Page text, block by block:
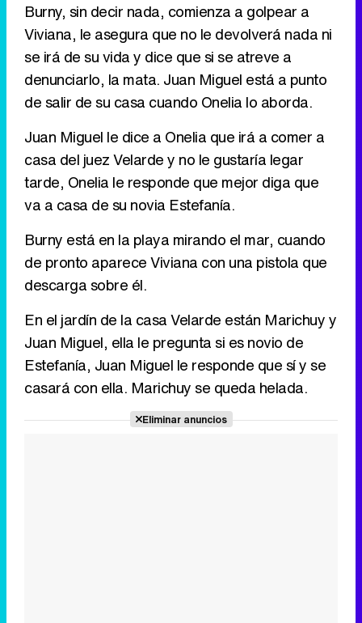
Tráiler de la tercera temporada de 'The Walking Dead: Dead City' de AMC+
Canción ganadora de Eurovisión 2026: DARA con "Bangaranga" por Bulgaria
Burny, sin decir nada, comienza a golpear a
Viviana, le asegura que no le devolverá nada ni
se irá de su vida y dice que si se atreve a
denunciarlo, la mata. Juan Miguel está a punto
de salir de su casa cuando Onelia lo aborda.
Juan Miguel le dice a Onelia que irá a comer a
casa del juez Velarde y no le gustaría legar
tarde, Onelia le responde que mejor diga que
va a casa de su novia Estefanía.
Burny está en la playa mirando el mar, cuando
de pronto aparece Viviana con una pistola que
descarga sobre él.
En el jardín de la casa Velarde están Marichuy y
Juan Miguel, ella le pregunta si es novio de
Estefanía, Juan Miguel le responde que sí y se
casará con ella. Marichuy se queda helada.
Eliminar anuncios